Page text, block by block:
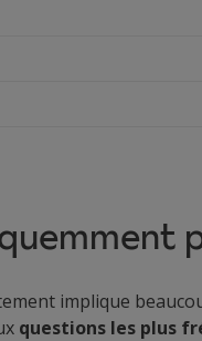
implique
questions les plus